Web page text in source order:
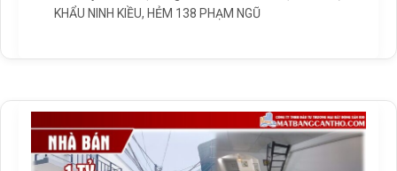
KHẨU NINH KIỀU, HẺM 138 PHẠM NGŨ